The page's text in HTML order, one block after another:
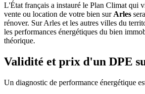
L'État français a instauré le Plan Climat qui
vente ou location de votre bien sur Arles
rénover. Sur Arles et les autres villes du
les performances énergétiques du bien
théorique.
Validité et prix d'un DPE
Un diagnostic de performance énergétique